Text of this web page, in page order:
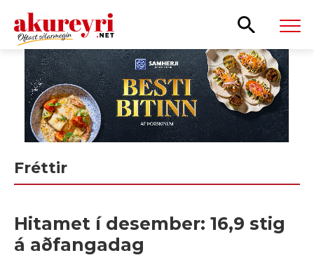
Leita
Fréttir
Hitamet í desember: 16,9 stig
á aðfangadag